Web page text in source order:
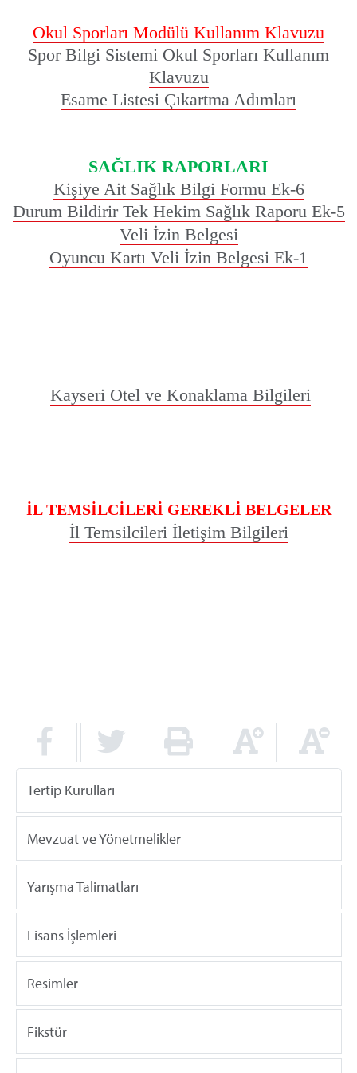
Okul Sporları Modülü Kullanım Klavuzu
Spor Bilgi Sistemi Okul Sporları Kullanım
Klavuzu
Esame Listesi Çıkartma Adımları
SAĞLIK RAPORLARI
Kişiye Ait Sağlık Bilgi Formu Ek-6
Durum Bildirir Tek Hekim Sağlık Raporu Ek-5
Veli İzin Belgesi
Oyuncu Kartı Veli İzin Belgesi Ek-1
Kayseri Otel ve Konaklama Bilgileri
İL TEMSİLCİLERİ GEREKLİ BELGELER
İl Temsilcileri İletişim Bilgileri
Tertip Kurulları
Mevzuat ve Yönetmelikler
Yarışma Talimatları
Lisans İşlemleri
Resimler
Fikstür